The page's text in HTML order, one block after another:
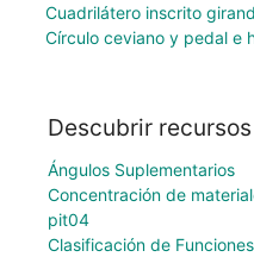
Cuadrilátero inscrito
Círculo ceviano y pedal e
Descubrir recursos
Ángulos Suplementarios
Concentración de
pit04
Clasificación de Funciones